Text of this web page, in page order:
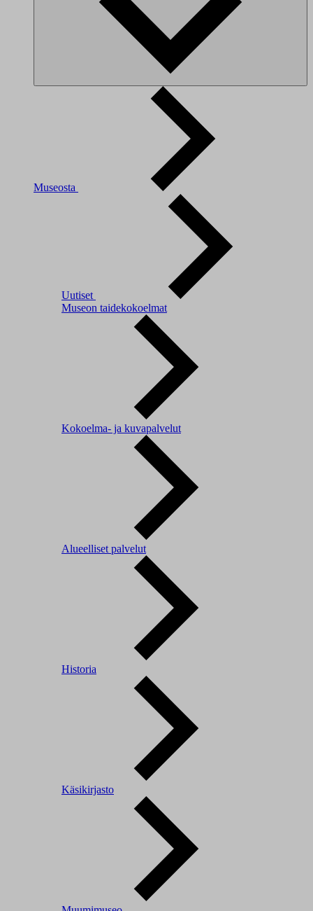
Museosta
Uutiset
Museon taidekokoelmat
Kokoelma- ja kuvapalvelut
Alueelliset palvelut
Historia
Käsikirjasto